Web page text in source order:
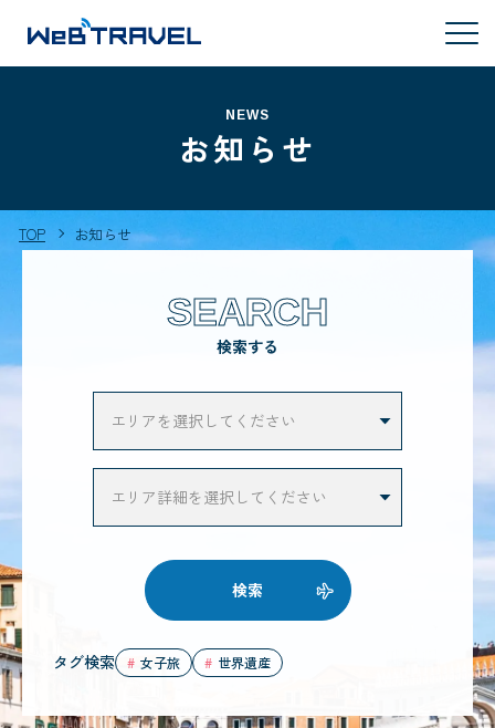
NEWS
お知らせ
TOP お知らせ
SEARCH
検索する
検索
タグ検索 女子旅 世界遺産